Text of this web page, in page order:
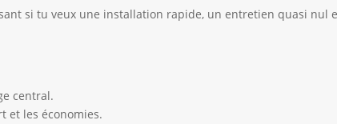
si tu veux une installation rapide, un entretien quasi nul
central.
et les économies.